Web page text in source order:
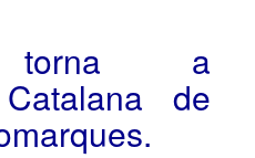
torna a
de